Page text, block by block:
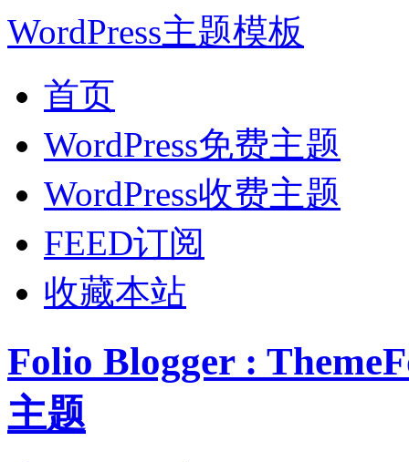
WordPress主题模板
首页
WordPress免费主题
WordPress收费主题
FEED订阅
收藏本站
Folio Blogger :
主题